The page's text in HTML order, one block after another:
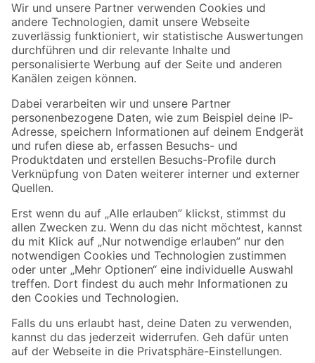
Der toom Newsletter: Keine Angebote und Aktionen mehr verpassen!
Zur Newsletter Anmeldung
Folge uns
Zahlungsarten Versandarten
Sicher einkaufen
Jetzt die toom-App herunterladen
Alle Preisangaben in EUR inkl. gesetzl. MwSt.. Die dargestellten Angebote sind unter
Umständen nicht in allen Märkten verfügbar. Die angegebenen Verfügbarkeiten beziehen